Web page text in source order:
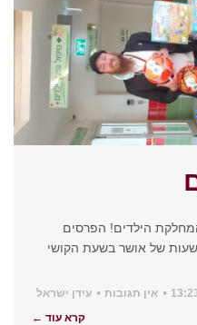
הילדים! הפרסים
שעות של אושר בשעת הקושי
אין תגובות
עידן ישראל
קרא עוד ←